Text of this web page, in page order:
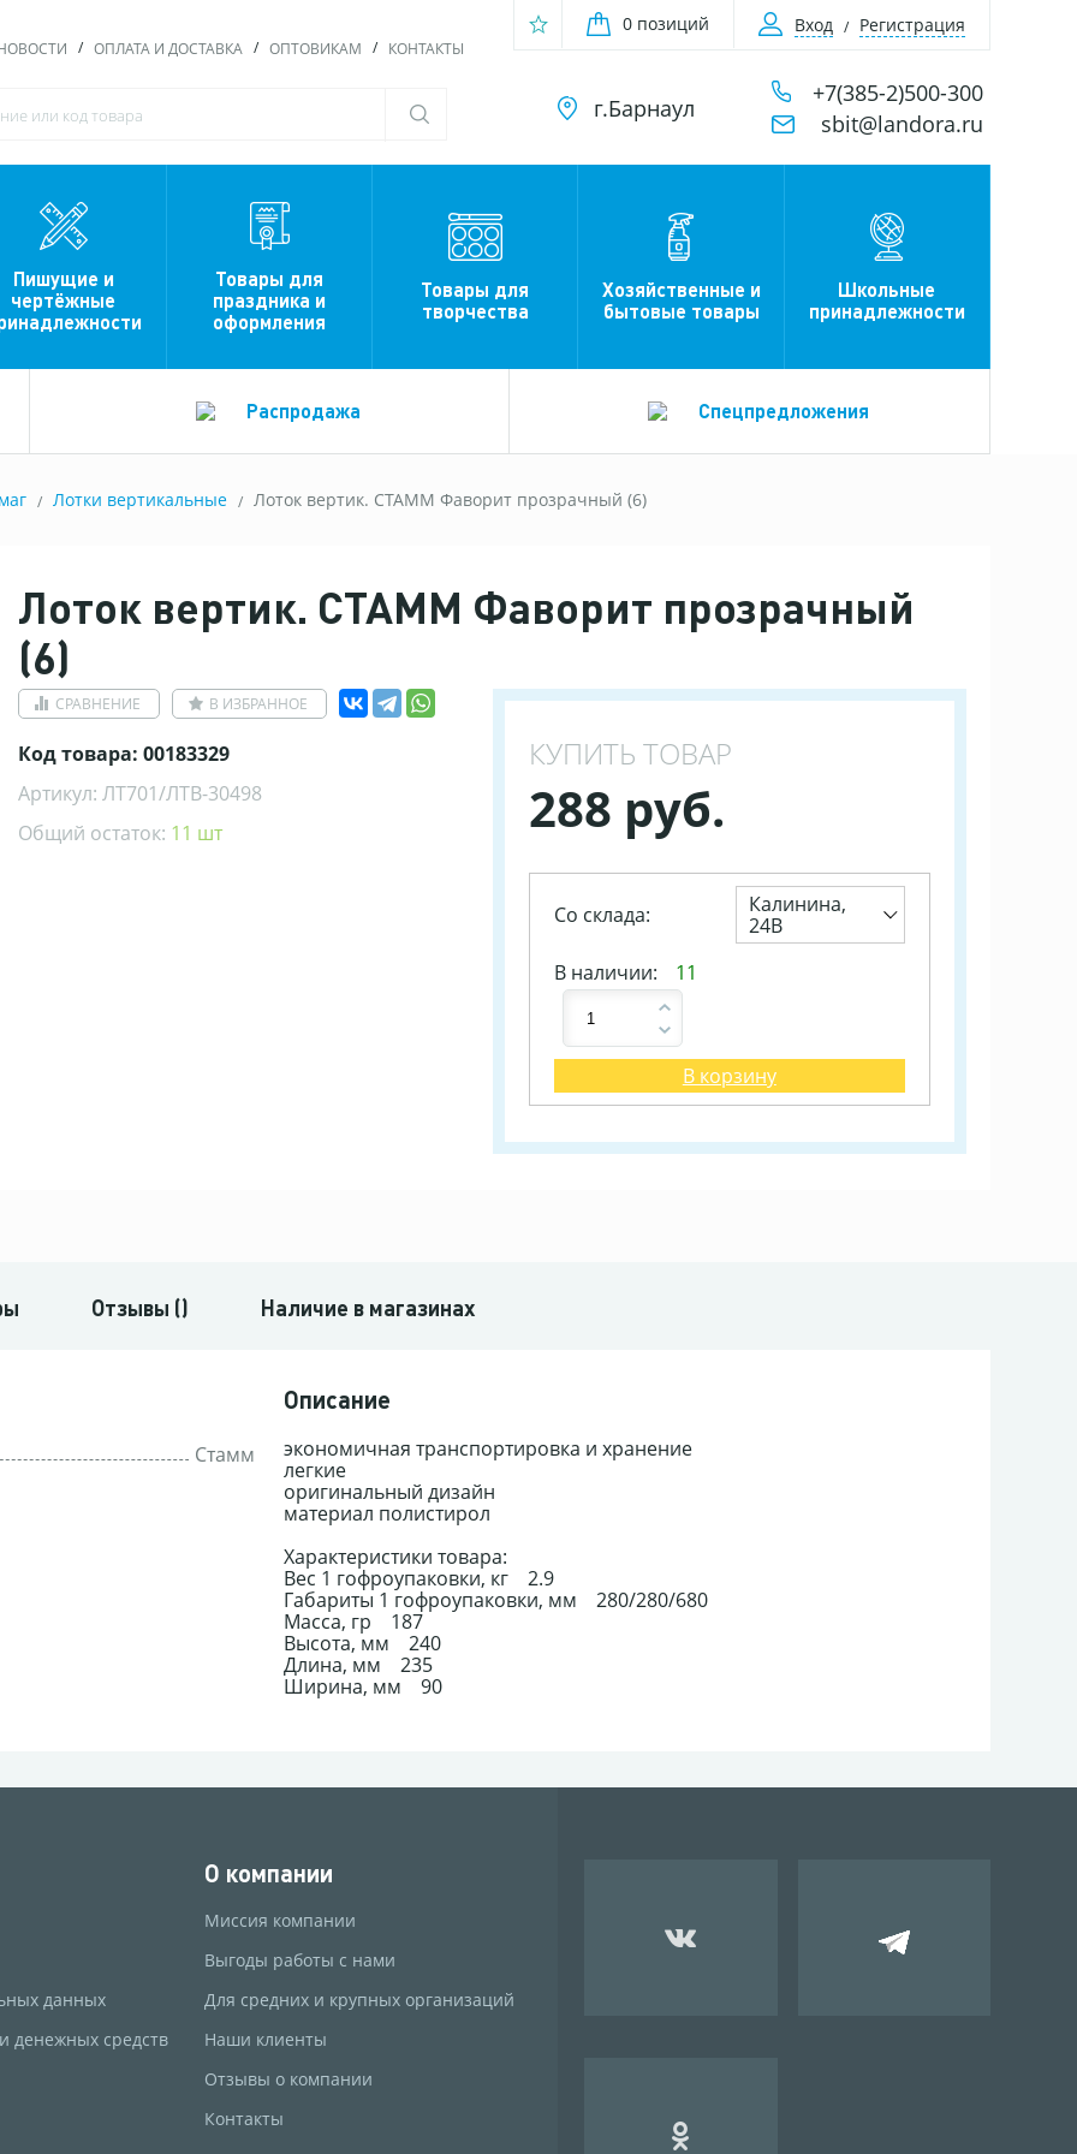
ОПЛАТА И ДОСТАВКА ОПТОВИКАМ КОНТАКТЫ
0 позиций Вход Регистрация
г.Барнаул
+7(385-2)500-300
sbit@landora.ru
Пишущие и
чертёжные
Товары для
праздника и
оформления
Товары для
творчества
Хозяйственные и
бытовые товары
Школьные
принадлежности
Распродажа Спецпредложения
Лотки вертикальные Лоток вертик. СТАММ Фаворит прозрачный (6)
Лоток вертик. СТАММ Фаворит прозрачный
(6)
СРАВНЕНИЕ В ИЗБРАННОЕ
Код товара: 00183329
Артикул: ЛТ701/ЛТВ-30498
Общий остаток: 11 шт
КУПИТЬ ТОВАР
288 руб.
Со склада:
Калинина,
24В
В наличии:
11
В корзину
Отзывы () Наличие в магазинах
Стамм
Описание
экономичная транспортировка и хранение
легкие
оригинальный дизайн
материал полистирол
Характеристики товара:
Вес 1 гофроупаковки, кг 2.9
Габариты 1 гофроупаковки, мм 280/280/680
Масса, гр 187
Высота, мм 240
Длина, мм 235
Ширина, мм 90
данных
денежных средств
О компании
Миссия компании
Выгоды работы с нами
Для средних и крупных организаций
Наши клиенты
Отзывы о компании
Контакты